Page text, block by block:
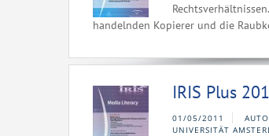
handelnden Kopierer und die
IRIS Plus
01/05/2011
UNIVERSITÄT